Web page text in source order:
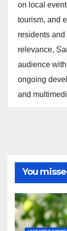
on local
tourism, and
residents
relevance,
audience
ongoing
and
You